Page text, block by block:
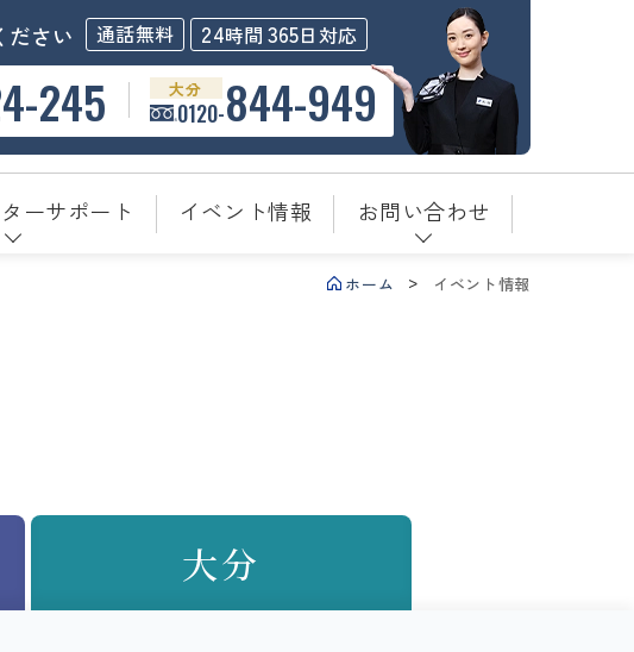
ださい 通話無料 24時間 365日対応
245 大分
0120-844-949
ーサポート イベント情報 お問い合わせ
ホーム イベント情報
大分